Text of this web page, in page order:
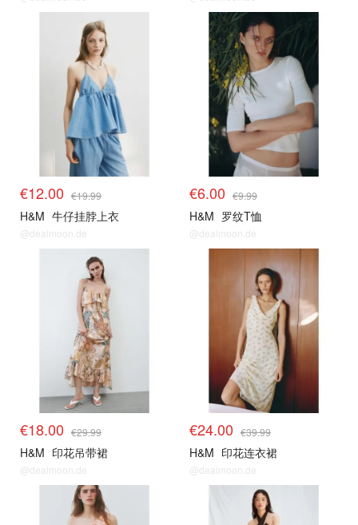
€12.00 €19.99
H&M 牛仔挂脖上衣
@dealmoon.de
€6.00 €9.99
H&M 罗纹T恤
@dealmoon.de
€18.00 €29.99
H&M 印花吊带裙
@dealmoon.de
€24.00 €39.99
H&M 印花连衣裙
@dealmoon.de